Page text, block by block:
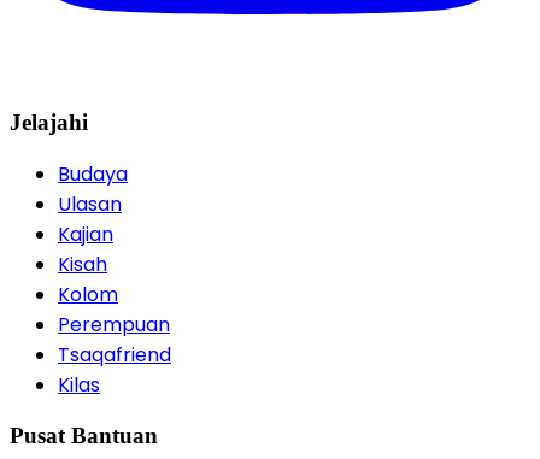
Jelajahi
Budaya
Ulasan
Kajian
Kisah
Kolom
Perempuan
Tsaqafriend
Kilas
Pusat Bantuan